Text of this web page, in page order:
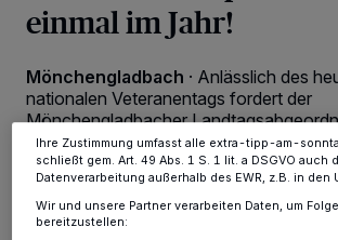
einmal im Jahr!
Mönchengladbach · Anlässlich des
nationalen Veteranentags fordert der
Mönchengladbacher
Kreisvorsitzende Jochen Klenner mehr
Respekt.
Zwecke. Wenn Tracker deaktiviert sind, sind
Anzeigen möglicherweise nicht mehr so relevant
Einstellungen oder Ablehnen am unteren Rand der
Ihre Einstellungen gelten innerhalb unseres
Informationen finden Sie in unserer
Ihre Zustimmung umfasst alle extra-tipp-am-
schließt gem. Art. 49 Abs. 1 S. 1 lit. a DSGVO auch
Datenverarbeitung außerhalb des EWR, z.B. in den
Wir und unsere Partner verarbeiten Daten, um
bereitzustellen: